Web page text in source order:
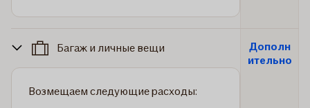
Багаж и личные вещи
Возмещаем следующие расходы:
Дополн
ительно